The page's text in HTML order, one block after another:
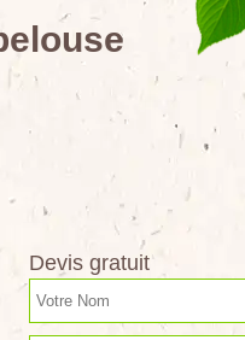
Devis gratuit